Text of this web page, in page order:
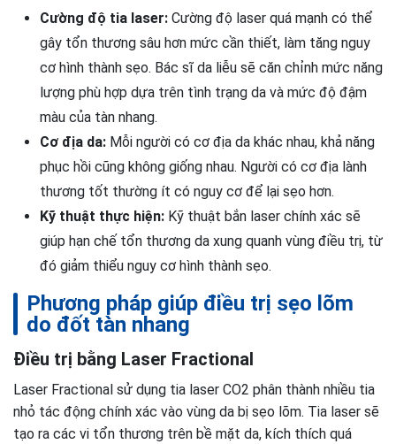
Cường độ tia laser: Cường độ laser quá mạnh có thể
gây tổn thương sâu hơn mức cần thiết, làm tăng nguy
cơ hình thành sẹo. Bác sĩ da liễu sẽ căn chỉnh mức năng
lượng phù hợp dựa trên tình trạng da và mức độ đậm
màu của tàn nhang.
Cơ địa da: Mỗi người có cơ địa da khác nhau, khả năng
phục hồi cũng không giống nhau. Người có cơ địa lành
thương tốt thường ít có nguy cơ để lại sẹo hơn.
Kỹ thuật thực hiện: Kỹ thuật bắn laser chính xác sẽ
giúp hạn chế tổn thương da xung quanh vùng điều trị, từ
đó giảm thiểu nguy cơ hình thành sẹo.
Phương pháp giúp điều trị sẹo lõm
do đốt tàn nhang
Điều trị bằng Laser Fractional
Laser Fractional sử dụng tia laser CO2 phân thành nhiều tia
nhỏ tác động chính xác vào vùng da bị sẹo lõm. Tia laser sẽ
tạo ra các vi tổn thương trên bề mặt da, kích thích quá